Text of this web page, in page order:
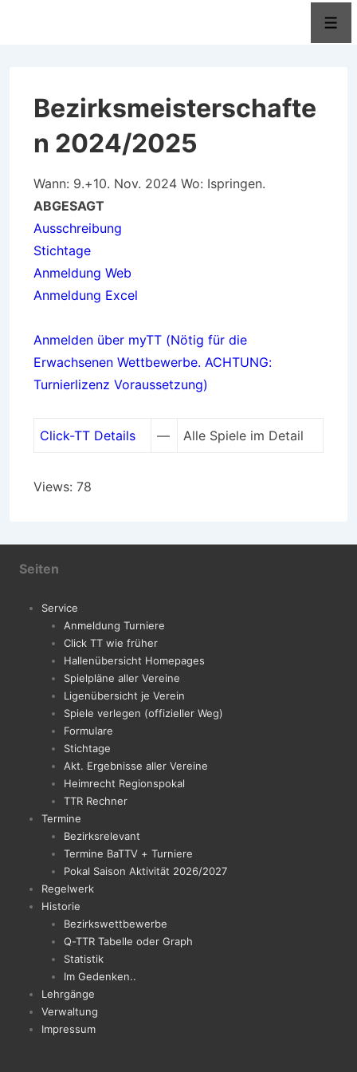
Bezirksmeisterschafte
n 2024/2025
Wann: 9.+10. Nov. 2024 Wo: Ispringen.
ABGESAGT
Ausschreibung
Stichtage
Anmeldung Web
Anmeldung Excel
Anmelden über myTT (Nötig für die
Erwachsenen Wettbewerbe. ACHTUNG:
Turnierlizenz Voraussetzung)
Click-TT Details — Alle Spiele im Detail
Views: 78
Seiten
Service
Anmeldung Turniere
Click TT wie früher
Hallenübersicht Homepages
Spielpläne aller Vereine
Ligenübersicht je Verein
Spiele verlegen (offizieller Weg)
Formulare
Stichtage
Akt. Ergebnisse aller Vereine
Heimrecht Regionspokal
TTR Rechner
Termine
Bezirksrelevant
Termine BaTTV + Turniere
Pokal Saison Aktivität 2026/2027
Regelwerk
Historie
Bezirkswettbewerbe
Q-TTR Tabelle oder Graph
Statistik
Im Gedenken..
Lehrgänge
Verwaltung
Impressum